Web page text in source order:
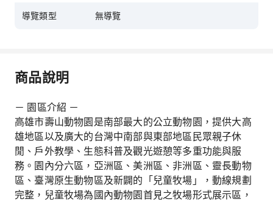
導覽類型 無導覽
商品說明
－ 園區介紹 －
高雄市壽山動物園是南部最大的公立動物園，提供大高
雄地區以及廣大的台灣中南部與東部地區民眾親子休
閒、戶外教學、生態科普及觀光遊憩等多重功能與服
務。園內分六區，亞洲區、美洲區、非洲區、靈長動物
區、臺灣原生動物區及新闢的「兒童牧場」，動線規劃
完整，兒童牧場為國內動物園首見之牧場形式展示區，